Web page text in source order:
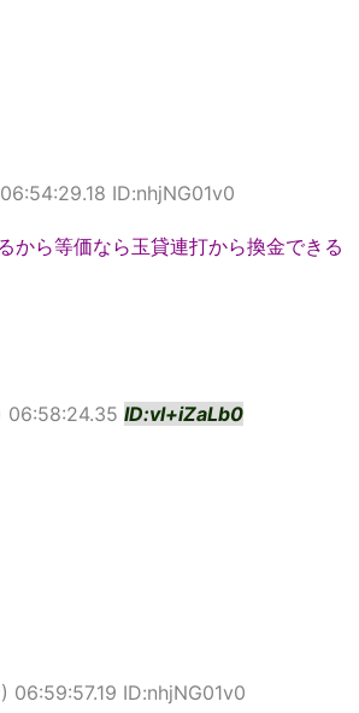
ID:nhjNG01v0
から等価なら玉貸連打から換金できる
ID:vl+iZaLb0
ID:nhjNG01v0